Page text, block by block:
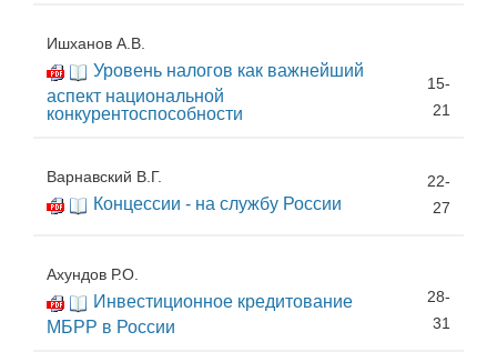
Ишханов А.В.
Уровень налогов как важнейший
аспект национальной
конкурентоспособности
15-
21
Варнавский В.Г.
Концессии - на службу России
22-
27
Ахундов Р.О.
Инвестиционное кредитование
МБРР в России
28-
31